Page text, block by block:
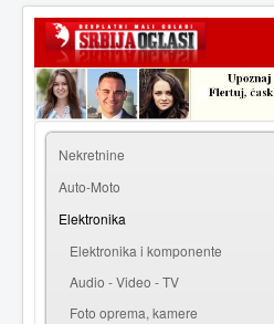
Nekretnine
Auto-Moto
Elektronika
Elektronika i komponente
Audio - Video - TV
Foto oprema, kamere